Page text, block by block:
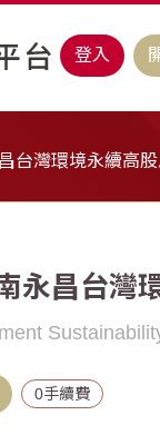
登入
台灣環境永續高
永昌台灣
0手續費